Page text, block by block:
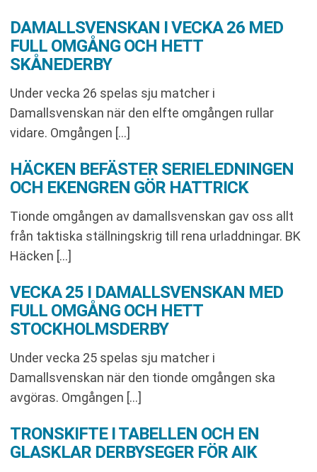
DAMALLSVENSKAN I VECKA 26 MED
FULL OMGÅNG OCH HETT
SKÅNEDERBY
Under vecka 26 spelas sju matcher i
Damallsvenskan när den elfte omgången rullar
vidare. Omgången […]
HÄCKEN BEFÄSTER SERIELEDNINGEN
OCH EKENGREN GÖR HATTRICK
Tionde omgången av damallsvenskan gav oss allt
från taktiska ställningskrig till rena urladdningar. BK
Häcken […]
VECKA 25 I DAMALLSVENSKAN MED
FULL OMGÅNG OCH HETT
STOCKHOLMSDERBY
Under vecka 25 spelas sju matcher i
Damallsvenskan när den tionde omgången ska
avgöras. Omgången […]
TRONSKIFTE I TABELLEN OCH EN
GLASKLAR DERBYSEGER FÖR AIK